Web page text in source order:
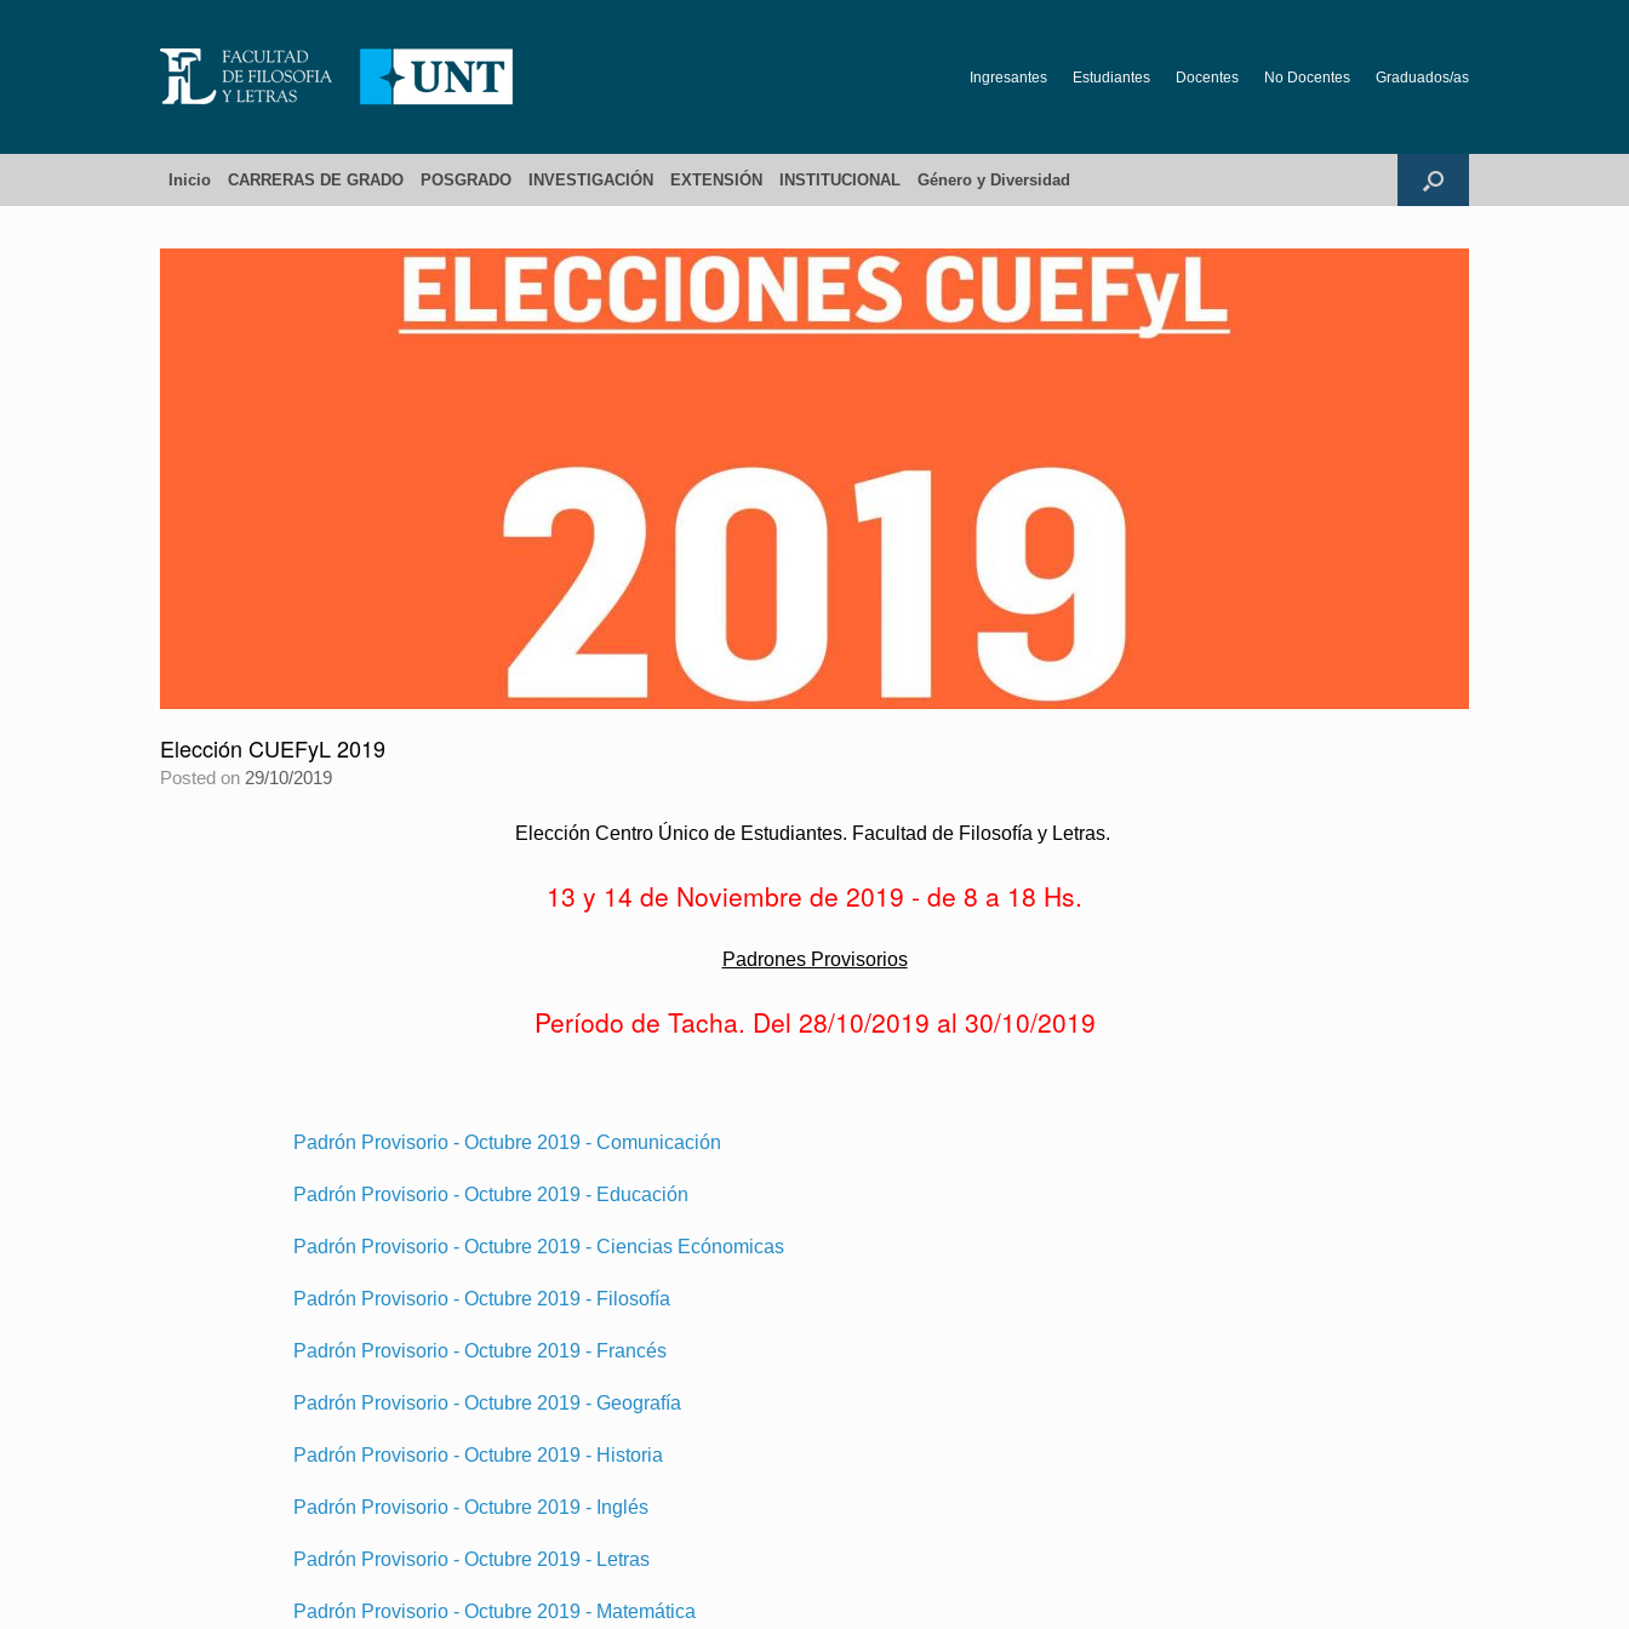
Ingresantes Estudiantes Docentes No Docentes Graduados/as
Inicio CARRERAS DE GRADO POSGRADO INVESTIGACIÓN EXTENSIÓN INSTITUCIONAL Género y Diversidad
Elección CUEFyL 2019
Posted on 29/10/2019
Elección Centro Único de Estudiantes. Facultad de Filosofía y Letras.
13 y 14 de Noviembre de 2019 - de 8 a 18 Hs.
Padrones Provisorios
Período de Tacha. Del 28/10/2019 al 30/10/2019
Padrón Provisorio - Octubre 2019 - Comunicación
Padrón Provisorio - Octubre 2019 - Educación
Padrón Provisorio - Octubre 2019 - Ciencias Ecónomicas
Padrón Provisorio - Octubre 2019 - Filosofía
Padrón Provisorio - Octubre 2019 - Francés
Padrón Provisorio - Octubre 2019 - Geografía
Padrón Provisorio - Octubre 2019 - Historia
Padrón Provisorio - Octubre 2019 - Inglés
Padrón Provisorio - Octubre 2019 - Letras
Padrón Provisorio - Octubre 2019 - Matemática